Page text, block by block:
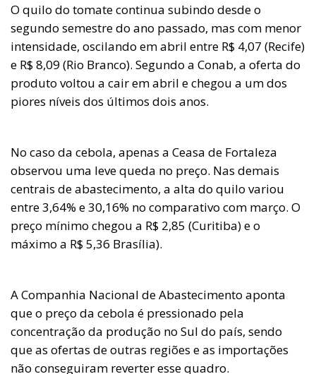
O quilo do tomate continua subindo desde o
segundo semestre do ano passado, mas com menor
intensidade, oscilando em abril entre R$ 4,07 (Recife)
e R$ 8,09 (Rio Branco). Segundo a Conab, a oferta do
produto voltou a cair em abril e chegou a um dos
piores níveis dos últimos dois anos.
No caso da cebola, apenas a Ceasa de Fortaleza
observou uma leve queda no preço. Nas demais
centrais de abastecimento, a alta do quilo variou
entre 3,64% e 30,16% no comparativo com março. O
preço mínimo chegou a R$ 2,85 (Curitiba) e o
máximo a R$ 5,36 Brasília).
A Companhia Nacional de Abastecimento aponta
que o preço da cebola é pressionado pela
concentração da produção no Sul do país, sendo
que as ofertas de outras regiões e as importações
não conseguiram reverter esse quadro.